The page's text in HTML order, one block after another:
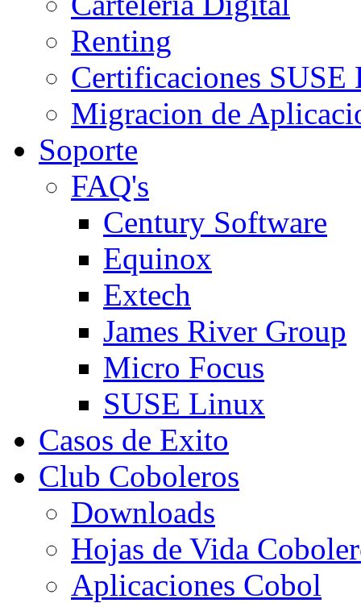
Renting
Certificaciones SUSE
Migracion de
Soporte
FAQ's
Century Software
Equinox
Extech
James River Group
Micro Focus
SUSE Linux
Casos de Exito
Club Coboleros
Downloads
Hojas de Vida
Aplicaciones Cobol